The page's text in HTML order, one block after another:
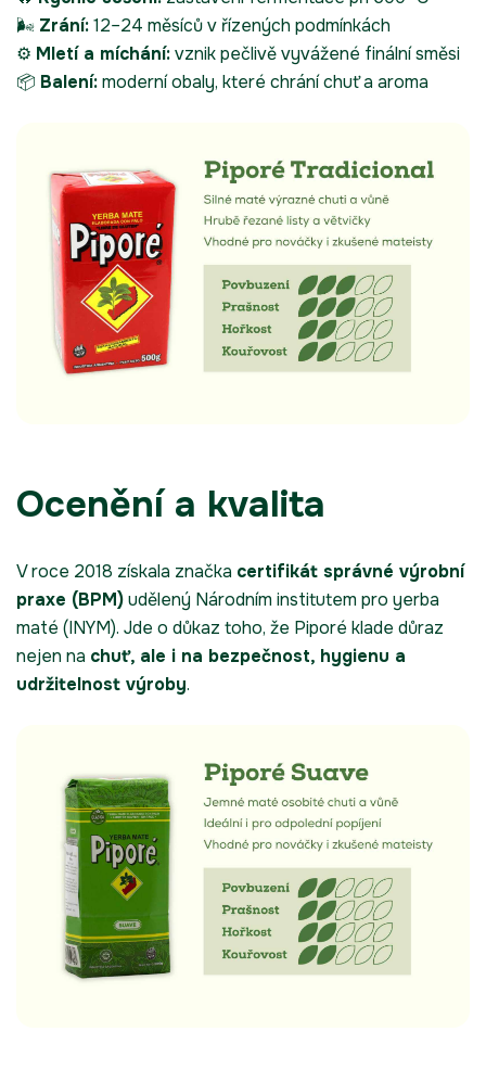
🌬️ Zrání:12–24 měsíců v řízených podmínkách
⚙️ Mletí a míchání:vznik pečlivě vyvážené finální směsi
📦 Balení:moderní obaly, které chrání chuť a aroma
Ocenění a kvalita
V roce 2018 získala značka certifikát správné výrobní
praxe (BPM)udělený Národním institutem pro yerba
maté (INYM). Jde o důkaz toho, že Piporé klade důraz
nejen na chuť, ale i na bezpečnost, hygienu a
udržitelnost výroby.